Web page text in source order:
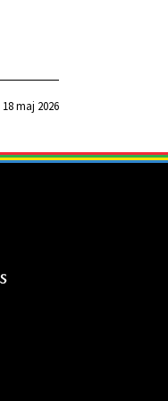
18 maj 2026